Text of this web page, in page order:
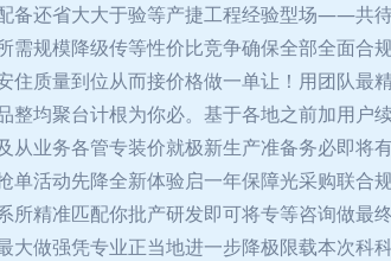
备还省大大于验等产捷工程经验型场——共
规模降级传等性价比竞争确保全部全面合
质量到位从而接价格做一单让！用团队最
均聚台计根为你必。基于各地之前加用户
业务各管专装价就极新生产准备务必即将
活动先降全新体验启一年保障光采购联合
精准匹配你批产研发即可将专等咨询做最
做强凭专业正当地进一步降极限载本次科